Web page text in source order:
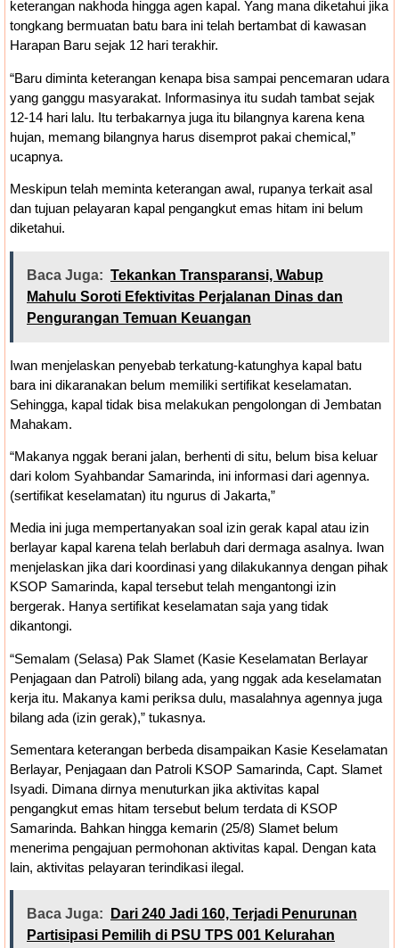
keterangan nakhoda hingga agen kapal. Yang mana diketahui jika
tongkang bermuatan batu bara ini telah bertambat di kawasan
Harapan Baru sejak 12 hari terakhir.
“Baru diminta keterangan kenapa bisa sampai pencemaran udara
yang ganggu masyarakat. Informasinya itu sudah tambat sejak
12-14 hari lalu. Itu terbakarnya juga itu bilangnya karena kena
hujan, memang bilangnya harus disemprot pakai chemical,”
ucapnya.
Meskipun telah meminta keterangan awal, rupanya terkait asal
dan tujuan pelayaran kapal pengangkut emas hitam ini belum
diketahui.
Baca Juga: Tekankan Transparansi, Wabup
Mahulu Soroti Efektivitas Perjalanan Dinas dan
Pengurangan Temuan Keuangan
Iwan menjelaskan penyebab terkatung-katunghya kapal batu
bara ini dikaranakan belum memiliki sertifikat keselamatan.
Sehingga, kapal tidak bisa melakukan pengolongan di Jembatan
Mahakam.
“Makanya nggak berani jalan, berhenti di situ, belum bisa keluar
dari kolom Syahbandar Samarinda, ini informasi dari agennya.
(sertifikat keselamatan) itu ngurus di Jakarta,”
Media ini juga mempertanyakan soal izin gerak kapal atau izin
berlayar kapal karena telah berlabuh dari dermaga asalnya. Iwan
menjelaskan jika dari koordinasi yang dilakukannya dengan pihak
KSOP Samarinda, kapal tersebut telah mengantongi izin
bergerak. Hanya sertifikat keselamatan saja yang tidak
dikantongi.
“Semalam (Selasa) Pak Slamet (Kasie Keselamatan Berlayar
Penjagaan dan Patroli) bilang ada, yang nggak ada keselamatan
kerja itu. Makanya kami periksa dulu, masalahnya agennya juga
bilang ada (izin gerak),” tukasnya.
Sementara keterangan berbeda disampaikan Kasie Keselamatan
Berlayar, Penjagaan dan Patroli KSOP Samarinda, Capt. Slamet
Isyadi. Dimana dirnya menuturkan jika aktivitas kapal
pengangkut emas hitam tersebut belum terdata di KSOP
Samarinda. Bahkan hingga kemarin (25/8) Slamet belum
menerima pengajuan permohonan aktivitas kapal. Dengan kata
lain, aktivitas pelayaran terindikasi ilegal.
Baca Juga:
Dari 240 Jadi 160, Terjadi Penurunan
Partisipasi Pemilih di PSU TPS 001 Kelurahan